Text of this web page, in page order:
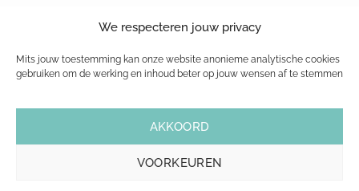
We respecteren jouw privacy
Mits jouw toestemming kan onze website anonieme analytische cookies
gebruiken om de werking en inhoud beter op jouw wensen af te stemmen
AKKOORD
VOORKEUREN
Schoolbrochure 2026
© 1999-2026 GO! atheneum Dendermonde